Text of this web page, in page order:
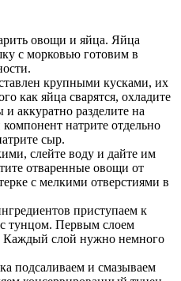
овощи и яйца. Яйца
с морковью готовим в
крупными кусками, их
как яйца сварятся, охладите
аккуратно разделите на
натрите отдельно
сыр.
слейте воду и дайте им
отваренные овощи от
с мелкими отверстиями в
приступаем к
тунцом. Первым слоем
Каждый слой нужно немного
подсаливаем и смазываем